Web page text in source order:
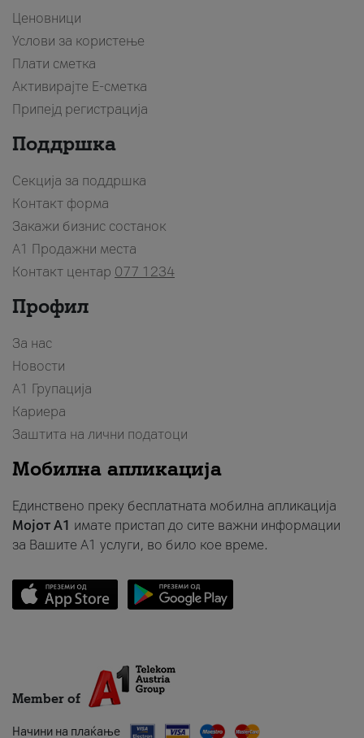
Ценовници
Услови за користење
Плати сметка
Активирајте Е-сметка
Припејд регистрација
Поддршка
Секција за поддршка
Контакт форма
Закажи бизнис состанок
A1 Продажни места
Контакт центар 077 1234
Профил
За нас
Новости
А1 Групација
Кариера
Заштита на лични податоци
Мобилна апликација
Единствено преку бесплатната мобилна апликација
Мојот A1 имате пристап до сите важни информации
за Вашите A1 услуги, во било кое време.
Member of
Начини на плаќање